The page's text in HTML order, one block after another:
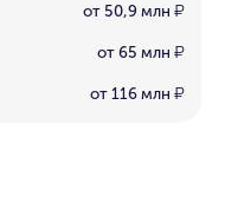
от 50,9 млн ₽
от 65 млн ₽
от 116 млн ₽